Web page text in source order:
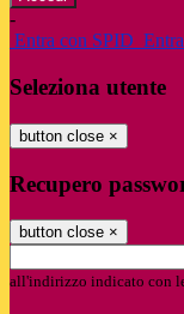
-
Entra con SPID
Seleziona utente
button close ×
Recupero
button close ×
all'indirizzo indicato con